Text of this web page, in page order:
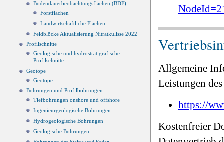
Bodendauerbeobachtungsflächen (BDF)
Forstflächen
Landwirtschaftliche Flächen
Feldblöcke Aktualisierung Nitratkulisse 2022
Profilschnitte
Geologische und hydrostratigrafische
Profilschnitte
Geotope
Geotope
Bohrungen und Profilbohrungen
Tiefbohrungen onshore und offshore
Ingenieurgeologische Bohrungen
Hydrogeologische Bohrungen
Geologische Bohrungen
Allgemeine
Leistungen
https://
Kostenfreier